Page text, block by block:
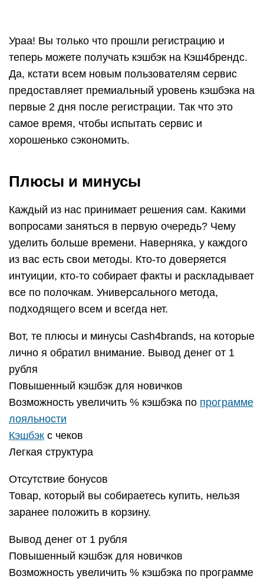
Ураа! Вы только что прошли регистрацию и
теперь можете получать кэшбэк на Кэш4брендс.
Да, кстати всем новым пользователям сервис
предоставляет премиальный уровень кэшбэка на
первые 2 дня после регистрации. Так что это
самое время, чтобы испытать сервис и
хорошенько сэкономить.
Плюсы и минусы
Каждый из нас принимает решения сам. Какими
вопросами заняться в первую очередь? Чему
уделить больше времени. Наверняка, у каждого
из вас есть свои методы. Кто-то доверяется
интуиции, кто-то собирает факты и раскладывает
все по полочкам. Универсального метода,
подходящего всем и всегда нет.
Вот, те плюсы и минусы Cash4brands, на которые
лично я обратил внимание. Вывод денег от 1
рубля
Повышенный кэшбэк для новичков
Возможность увеличить % кэшбэка по программе
лояльности
Кэшбэк с чеков
Легкая структура
Отсутствие бонусов
Товар, который вы собираетесь купить, нельзя
заранее положить в корзину.
Вывод денег от 1 рубля
Повышенный кэшбэк для новичков
Возможность увеличить % кэшбэка по программе